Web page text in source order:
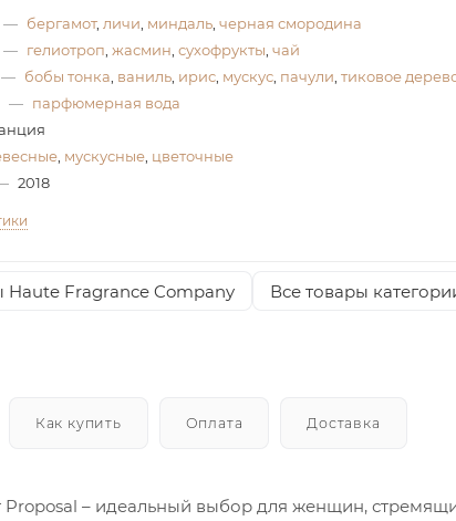
— бергамот, личи миндаль, черная смородина
— гелиотроп жасмин сухофрукты чай
— бобы тонка ваниль, ирис, мускус, пачули тиковое
— парфюмерная вода
, мускусные, цветочные
2018
Haute Fragrance Company Все товары
Как купить Оплата Доставка
– идеальный выбор для женщин,